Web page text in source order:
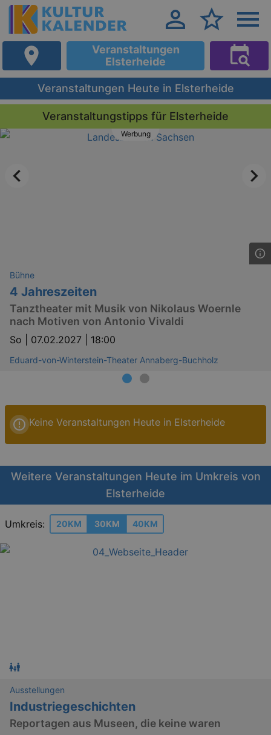
Veranstaltungen
Elsterheide
Veranstaltungen Heute in Elsterheide
Veranstaltungstipps für Elsterheide
Werbung
Bühne
4 Jahreszeiten
Tanztheater mit Musik von Nikolaus Woernle
nach Motiven von Antonio Vivaldi
So | 07.02.2027 | 18:00
Eduard-von-Winterstein-Theater Annaberg-Buchholz
Keine Veranstaltungen Heute in Elsterheide
Weitere Veranstaltungen Heute im Umkreis von
Elsterheide
Umkreis: 20KM 30KM 40KM
Ausstellungen
Industriegeschichten
Reportagen aus Museen, die keine waren